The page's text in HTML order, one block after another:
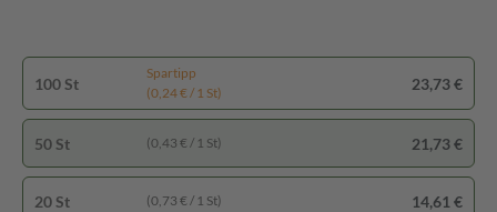
100 St
Spartipp
(0,24 € / 1 St)
23,73 €
50 St (0,43 € / 1 St) 21,73 €
20 St (0,73 € / 1 St) 14,61 €